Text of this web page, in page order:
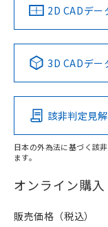
中国 RoHS 注意
Pb
在庫等で未対応品
問い合わせくださ
2D CADデー
3D CADデー
該非判定見
日本の外為法に基づく該
ます。
オンライン購入
販売価格（税込）